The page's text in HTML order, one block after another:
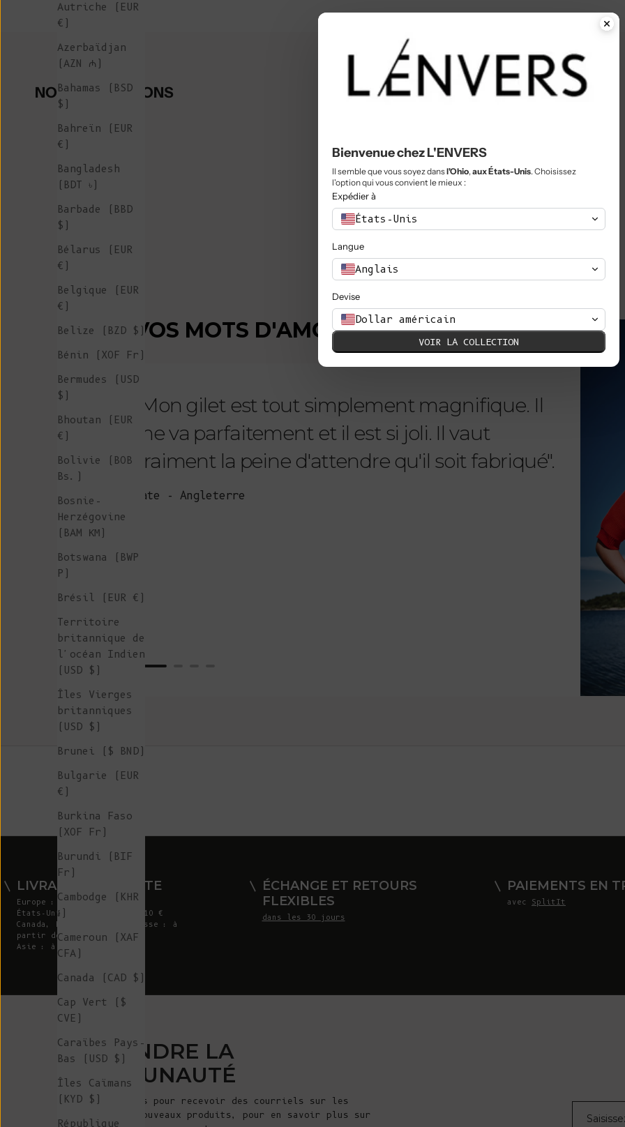
Autriche (EUR
€)
Azerbaïdjan
(AZN ₼)
Bahamas (BSD
$)
Bahreïn (EUR
€)
Bangladesh
(BDT ৳)
Barbade (BBD
$)
Bélarus (EUR
€)
Belgique (EUR
€)
Belize (BZD $)
Bénin (XOF Fr)
Bermudes (USD
$)
Bhoutan (EUR
€)
Bolivie (BOB
Bs.)
Bosnie-
Herzégovine
(BAM КМ)
Botswana (BWP
P)
Brésil (EUR €)
Territoire
britannique de
l'océan Indien
(USD $)
Îles Vierges
britanniques
(USD $)
Brunei ($ BND)
Bulgarie (EUR
€)
Burkina Faso
(XOF Fr)
Burundi (BIF
Fr)
Cambodge (KHR
៛)
Cameroun (XAF
CFA)
Canada (CAD $)
Cap Vert ($
CVE)
Caraïbes Pays-
Bas (USD $)
Îles Caïmans
(KYD $)
République
EN SAVOIR PLUS
NOS COLLECTIONS
TOUT VOIR
VOS MOTS D'AMOUR
"Mon gilet est tout simplement magnifique. Il
me va parfaitement et il est si joli. Il vaut
vraiment la peine d'attendre qu'il soit fabriqué".
Kate - Angleterre
reçu
vos
Vanessa -
LIVRAISON GRATUITE
Europe : à partir de 300 €
États-Unis : à partir de 410 €
Canada, Royaume-Uni et Suisse : à
partir de 320 €
Asie : à partir de 360 €
ÉCHANGE ET RETOURS
FLEXIBLES
dans les 30 jours
PAIEMENTS EN
avec SplitIt
REJOINDRE LA
COMMUNAUTÉ
Inscrivez-vous pour recevoir des courriels sur les
annonces de nouveaux produits, pour en savoir plus sur
Bienvenue chez L'ENVERS
Il semble que vous soyez dansl'Ohio,aux États-Unis. Choisissez
l'option qui vous convient le mieux :
Expédier à
États-Unis
Langue
Anglais
Devise
Dollar américain
VOIR LA COLLECTION